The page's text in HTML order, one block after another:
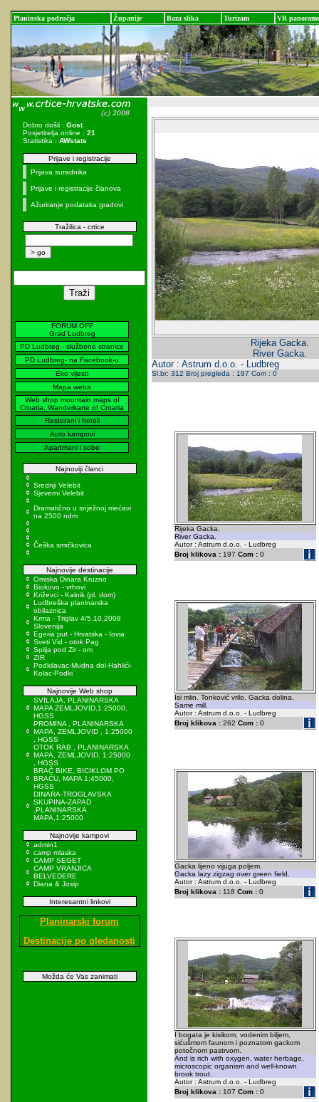
Planinska područja Županije Baza slika Turizam VR panorame
Dobro došli : Gost
Posjetitelja online : 21
Statistika : AWstats
Prijave i registracije
Prijava suradnika
Prijave i registracije članova
Ažuriranje podataka gradovi
Tražilica - crtice
FORUM OFF
Grad Ludbreg
PD Ludbreg - službene stranice
PD Ludbreg- na Facebook-u
Eko vijesti
Mapa weba
Web shop mountain maps of
Croatia, Wanderkarte of Croatia
Restorani i hoteli
Auto kampovi
Apartmani i sobe
Najnoviji članci
Srednji Velebit
Sjeverni Velebit
Dramatično u snježnoj mećavi
na 2500 ndm
Češka smrčkovica
Najnovije destinacije
Omiska Dinara Kruzno
Biokovo - vrhovi
Križevci - Kalnik (pl. dom)
Ludbreška planinarska
obilaznica
Krma - Triglav 4/5.10.2008
Slovenija
Egeria put - Hrvatska - Iovia
Sveti Vid - otok Pag
Spilja pod Zir - om
ZIR
Podkilavac-Mudna dol-Hahlići-
Kolac-Podki
Najnovije Web shop
SVILAJA, PLANINARSKA
MAPA ZEMLJOVID,1:25000,
HGSS
PROMINA , PLANINARSKA
MAPA, ZEMLJOVID , 1:25000
, HGSS
OTOK RAB , PLANINARSKA
MAPA, ZEMLJOVID, 1:25000
, HGSS
BRAČ BIKE, BICIKLOM PO
BRAČU, MAPA 1:45000,
HGSS
DINARA-TROGLAVSKA
SKUPINA-ZAPAD
,PLANINARSKA
MAPA,1:25000
Najnovije kampovi
admin1
camp mlaska
CAMP SEGET
CAMP VRANJICA
BELVEDERE
Diana & Josip
Interesantni linkovi
Planinarski forum
Destinacije po gledanosti
Možda će Vas zanimati
Rijeka Gacka.
River Gacka.
Autor : Astrum d.o.o. - Ludbreg
Sl.br: 312 Broj pregleda : 197 Com : 0
Rijeka Gacka.
River Gacka.
Autor : Astrum d.o.o. - Ludbreg
Broj klikova :197 Com :0
Isi mlin. Tonković vrilo. Gacka dolina.
Same mill.
Autor : Astrum d.o.o. - Ludbreg
Broj klikova :262 Com :0
Gacka lijeno vijuga poljem.
Gacka lazy zigzag over green field.
Autor : Astrum d.o.o. - Ludbreg
Broj klikova :118 Com :0
I bogata je kisikom, vodenim biljem,
sićušmom faunom i poznatom gackom
potočnom pastrvom.
And is rich with oxygen, water herbage,
microscopic organism and well-known
brook trout.
Autor : Astrum d.o.o. - Ludbreg
Broj klikova :107 Com :0